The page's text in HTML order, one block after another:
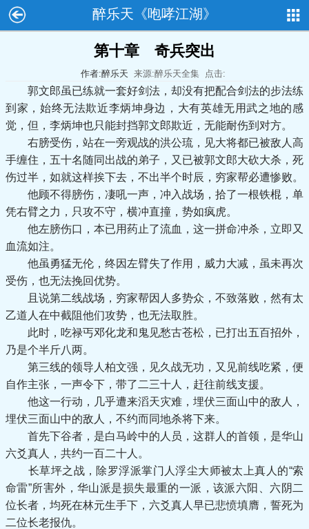
醉乐天《咆哮江湖》
第十章 奇兵突出
作者:醉乐天 来源:醉乐天全集 点击:
郭文郎虽已练就一套好剑法，却没有把配合剑法的步法练
到家，始终无法欺近李炳坤身边，大有英雄无用武之地的感
觉，但，李炳坤也只能封挡郭文郎欺近，无能耐伤到对方。
右膀受伤，站在一旁观战的洪公琉，见大将都已被敌人高
手缠住，五十名随同出战的弟子，又已被郭文郎大砍大杀，死
伤过半，如就这样挨下去，不出半个时辰，穷家帮必遭惨败。
他顾不得膀伤，凄吼一声，冲入战场，拾了一根铁棍，单
凭右臂之力，只攻不守，横冲直撞，势如疯虎。
他左膀伤口，本已用药止了流血，这一拼命冲杀，立即又
血流如注。
他虽勇猛无伦，终因左臂失了作用，威力大减，虽未再次
受伤，也无法挽回优势。
且说第二线战场，穷家帮因人多势众，不致落败，然有太
乙道人在中截阻他们攻势，也无法取胜。
此时，吃禄丐邓化龙和鬼见愁古苍松，已打出五百招外，
乃是个半斤八两。
第三线的领导人柏文强，见久战无功，又见前线吃紧，便
自作主张，一声令下，带了二三十人，赶往前线支援。
他这一行动，几乎遭来滔天灾难，埋伏三面山中的敌人，
埋伏三面山中的敌人，不约而同地杀将下来。
首先下谷者，是白马岭中的人员，这群人的首领，是华山
六爻真人，共约一百二十人。
长草坪之战，除罗浮派掌门人浮尘大师被太上真人的“索
命雷”所害外，华山派是损失最重的一派，该派六阳、六阴二
位长者，均死在林元生手下，六爻真人早已悲愤填膺，誓死为
二位长老报仇。